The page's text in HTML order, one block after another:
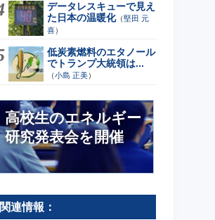
データレスキューで見え
た日本の温暖化（堅田 元
喜）
低炭素燃料のエタノール
でトランプ大統領は...
（小島 正美）
高校生のエネルギー
研究発表会を開催
関連情報：